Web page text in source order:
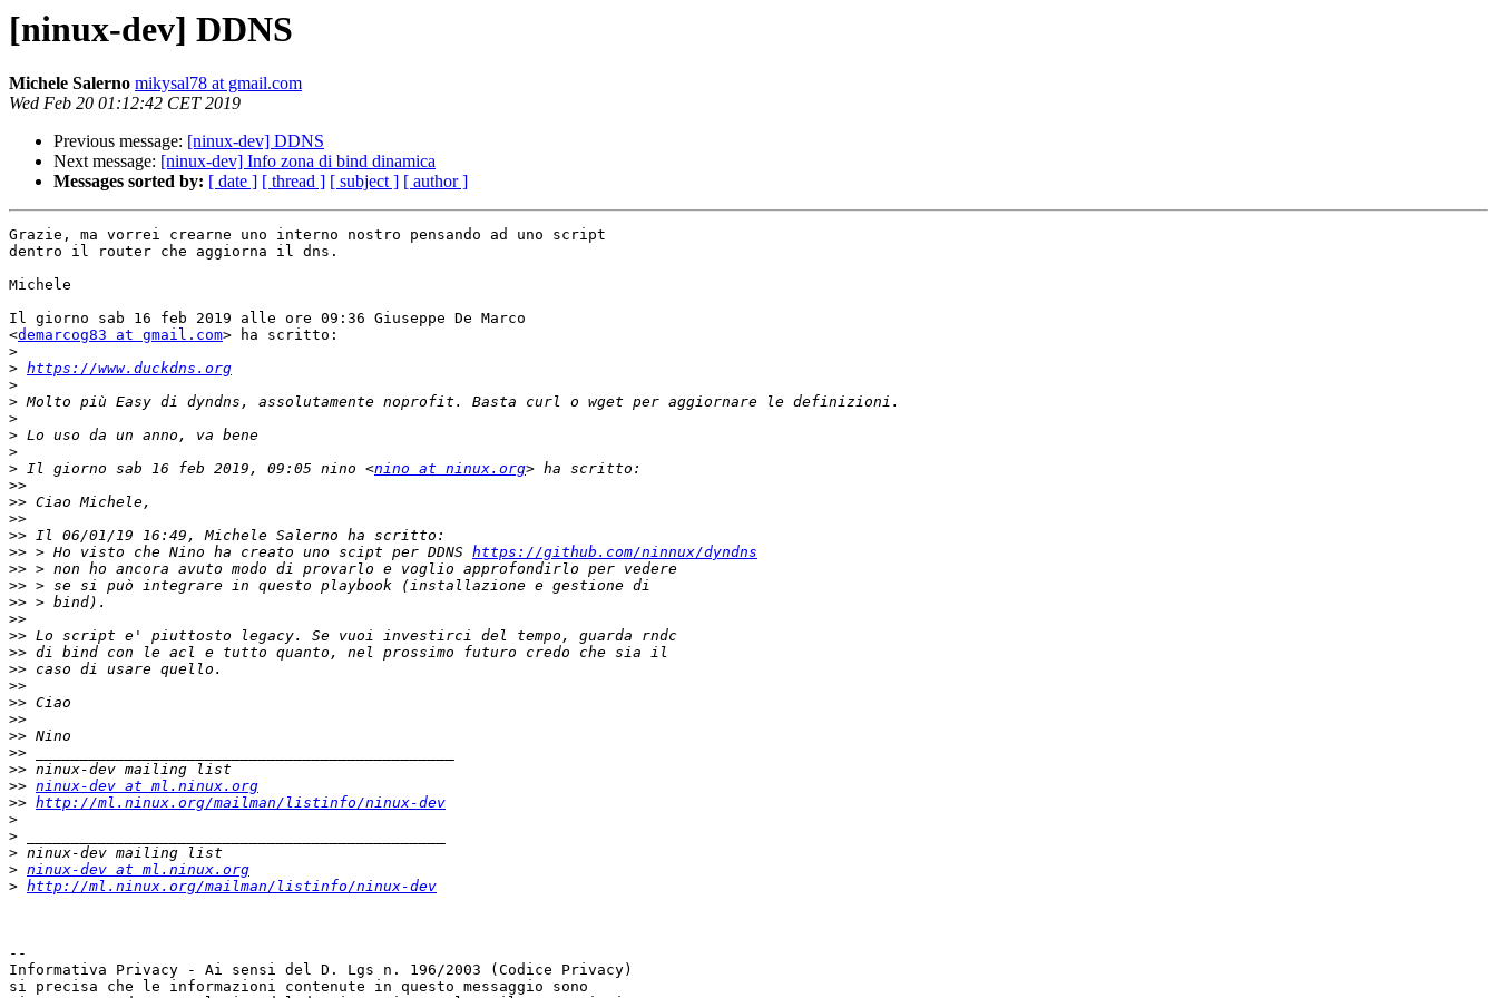
[ninux-dev] DDNS
Michele Salerno mikysal78 at gmail.com
Wed Feb 20 01:12:42 CET 2019
Previous message: [ninux-dev] DDNS
Next message: [ninux-dev] Info zona di bind dinamica
Messages sorted by: [ date ] [ thread ] [ subject ] [ author ]
Grazie, ma vorrei crearne uno interno nostro pensando ad uno script
dentro il router che aggiorna il dns.
Michele
Il giorno sab 16 feb 2019 alle ore 09:36 Giuseppe De Marco
<demarcog83 at gmail.com> ha scritto:
>
> https://www.duckdns.org
>
>
>
>
>
> Il giorno sab 16 feb 2019, 09:05 nino <nino at ninux.org
>>
>>
>>
>>
>> > Ho visto che Nino ha creato uno scipt per DDNS https://github.com/ninnux/dyndns
>>
>>
>>
>>
>>
>>
>>
>>
>>
>>
>>
>>
>>
>> ninux-dev at ml.ninux.org
>> http://ml.ninux.org/mailman/listinfo/ninux-dev
>
>
>
> ninux-dev at ml.ninux.org
> http://ml.ninux.org/mailman/listinfo/ninux-dev
--
Informativa Privacy - Ai sensi del D. Lgs n. 196/2003 (Codice Privacy)
si precisa che le informazioni contenute in questo messaggio sono